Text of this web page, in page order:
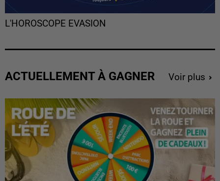
L'HOROSCOPE EVASION
ACTUELLEMENT À GAGNER Voir plus